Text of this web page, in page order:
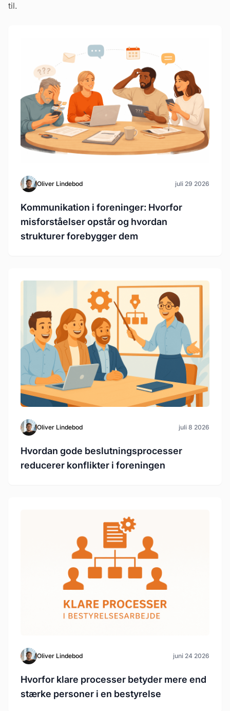
til.
Oliver Lindebod juli 29 2026
Kommunikation i foreninger: Hvorfor
misforståelser opstår og hvordan
strukturer forebygger dem
Oliver Lindebod juli 8 2026
Hvordan gode beslutningsprocesser
reducerer konflikter i foreningen
Oliver Lindebod juni 24 2026
Hvorfor klare processer betyder mere end
stærke personer i en bestyrelse